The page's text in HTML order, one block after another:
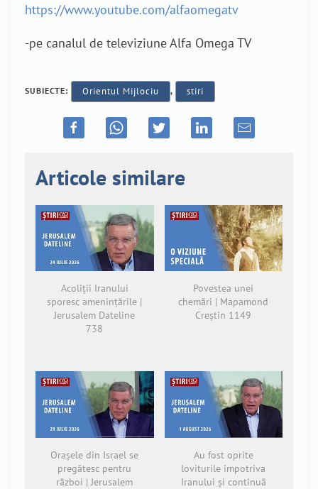
https://www.youtube.com/alfaomegatv
-pe canalul de televiziune Alfa Omega TV
SUBIECTE: Orientul Mijlociu , stiri
Articole similare
Acoliții Iranului
sporesc amenințările |
Jerusalem Dateline
738
Povestea unei
chemări | Mapamond
Creștin 1149
Orașele din Israel se
pregătesc pentru
război | Jerusalem
Au fost oprite
loviturile împotriva
Iranului și continuă